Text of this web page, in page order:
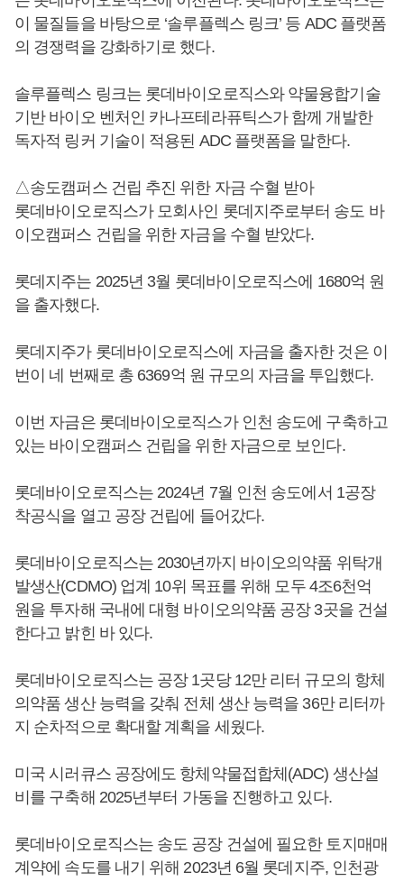
이 물질들을 바탕으로 ‘솔루플렉스 링크’ 등 ADC 플랫폼
의 경쟁력을 강화하기로 했다.
솔루플렉스 링크는 롯데바이오로직스와 약물융합기술
기반 바이오 벤처인 카나프테라퓨틱스가 함께 개발한
독자적 링커 기술이 적용된 ADC 플랫폼을 말한다.
△송도캠퍼스 건립 추진 위한 자금 수혈 받아
롯데바이오로직스가 모회사인 롯데지주로부터 송도 바
이오캠퍼스 건립을 위한 자금을 수혈 받았다.
롯데지주는 2025년 3월 롯데바이오로직스에 1680억 원
을 출자했다.
롯데지주가 롯데바이오로직스에 자금을 출자한 것은 이
번이 네 번째로 총 6369억 원 규모의 자금을 투입했다.
이번 자금은 롯데바이오로직스가 인천 송도에 구축하고
있는 바이오캠퍼스 건립을 위한 자금으로 보인다.
롯데바이오로직스는 2024년 7월 인천 송도에서 1공장
착공식을 열고 공장 건립에 들어갔다.
롯데바이오로직스는 2030년까지 바이오의약품 위탁개
발생산(CDMO) 업계 10위 목표를 위해 모두 4조6천억
원을 투자해 국내에 대형 바이오의약품 공장 3곳을 건설
한다고 밝힌 바 있다.
롯데바이오로직스는 공장 1곳당 12만 리터 규모의 항체
의약품 생산 능력을 갖춰 전체 생산 능력을 36만 리터까
지 순차적으로 확대할 계획을 세웠다.
미국 시러큐스 공장에도 항체약물접합체(ADC) 생산설
비를 구축해 2025년부터 가동을 진행하고 있다.
롯데바이오로직스는 송도 공장 건설에 필요한 토지매매
계약에 속도를 내기 위해 2023년 6월 롯데지주, 인천광